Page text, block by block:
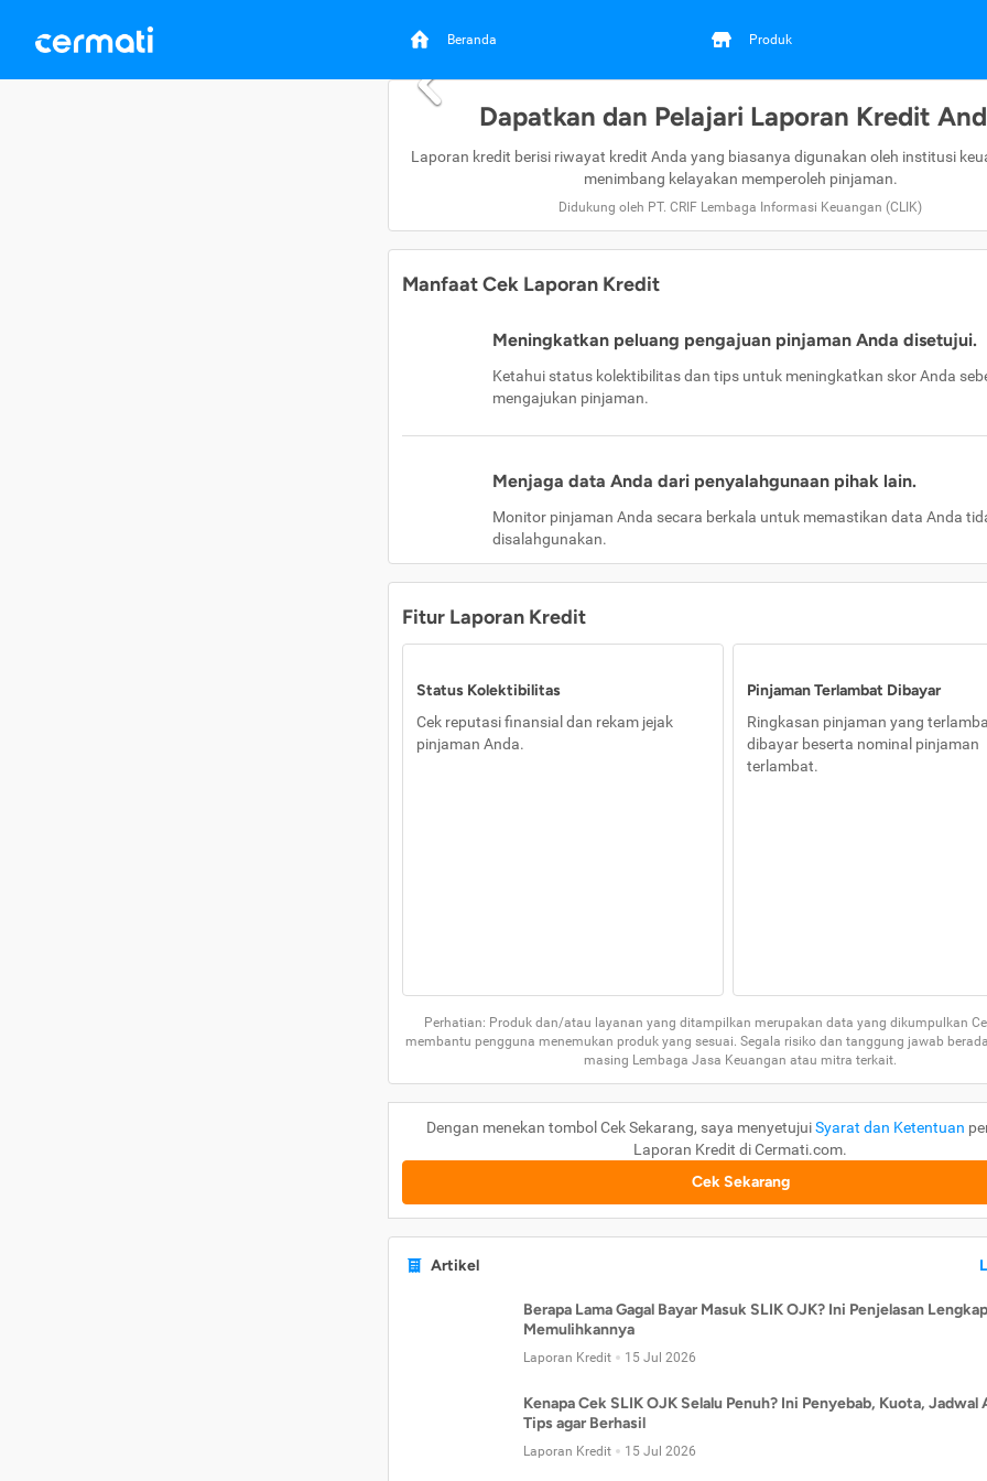
Beranda Produk
Dapatkan dan Pelajari Laporan Kredit
Laporan kredit berisi riwayat kredit Anda yang biasanya digunakan oleh institusi
menimbang kelayakan memperoleh pinjaman.
Didukung oleh PT. CRIF Lembaga Informasi Keuangan (CLIK)
Manfaat Cek Laporan Kredit
Meningkatkan peluang pengajuan pinjaman Anda disetujui.
Ketahui status kolektibilitas dan tips untuk meningkatkan skor Anda
mengajukan pinjaman.
Menjaga data Anda dari penyalahgunaan pihak lain.
Monitor pinjaman Anda secara berkala untuk memastikan data Anda
disalahgunakan.
Fitur Laporan Kredit
Status Kolektibilitas
Cek reputasi finansial dan rekam jejak
pinjaman Anda.
Pinjaman Terlambat Dibayar
Ringkasan pinjaman yang
dibayar beserta nominal pinjaman
terlambat.
Perhatian: Produk dan/atau layanan yang ditampilkan merupakan data yang dikumpulkan
membantu pengguna menemukan produk yang sesuai. Segala risiko dan tanggung jawab
masing Lembaga Jasa Keuangan atau mitra terkait.
Dengan menekan tombol Cek Sekarang, saya menyetujuiSyarat dan Ketentuan
Laporan Kredit di Cermati.com.
Cek Sekarang
Artikel
Berapa Lama Gagal Bayar Masuk SLIK OJK? Ini Penjelasan
Memulihkannya
Laporan Kredit 15 Jul 2026
Kenapa Cek SLIK OJK Selalu Penuh? Ini Penyebab, Kuota, Jadwal
Tips agar Berhasil
Laporan Kredit 15 Jul 2026